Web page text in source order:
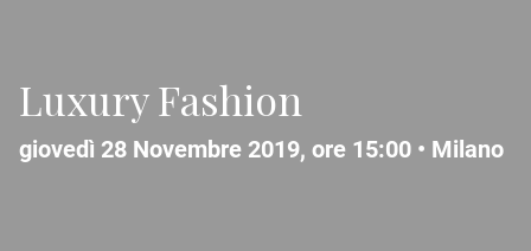
Luxury Fashion
giovedì 28 Novembre 2019, ore 15:00 • Milano